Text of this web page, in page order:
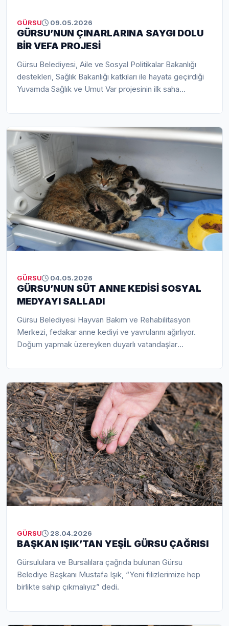
GÜRSU 09.05.2026
GÜRSU’NUN ÇINARLARINA SAYGI DOLU
BİR VEFA PROJESİ
Gürsu Belediyesi, Aile ve Sosyal Politikalar Bakanlığı
destekleri, Sağlık Bakanlığı katkıları ile hayata geçirdiği
Yuvamda Sağlık ve Umut Var projesinin ilk saha
Işık’ın proje arabasının sürücü koltuğuna geçtiği saha
çalışmalarında, Gürsu’nun çınarlarına duygu yüklü
ziyaretler gerçekleştirildi.
GÜRSU 04.05.2026
GÜRSU’NUN SÜT ANNE KEDİSİ SOSYAL
MEDYAYI SALLADI
Gürsu Belediyesi Hayvan Bakım ve Rehabilitasyon
Merkezi, fedakar anne kediyi ve yavrularını ağırlıyor.
Doğum yapmak üzereyken duyarlı vatandaşlar
getirilen anne kedi, karnında üç yavru taşır vaziyette
iken Gürsu Belediyesi veterinerlerine emanet edildi.
Gebe anne kedi, bir yavru kedisini karnında
kaybederken, sezeryan doğum yaptırıldı, iki yavrusunu
sağlıklı şekilde dünyaya getirdi.
GÜRSU 28.04.2026
BAŞKAN IŞIK’TAN YEŞİL GÜRSU ÇAĞRISI
Gürsululara ve Bursalılara çağrıda bulunan Gürsu
Belediye Başkanı Mustafa Işık, “Yeni filizlerimize hep
birlikte sahip çıkmalıyız” dedi.